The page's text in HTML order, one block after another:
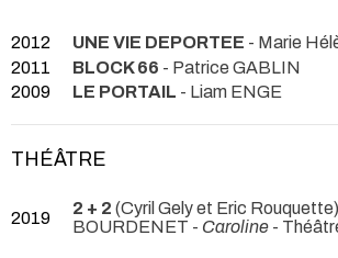
2012 UNE VIE DEPORTEE - Marie
2011
BLOCK 66 - Patrice GABLIN
2009
LE PORTAIL - Liam ENGE
THÉÂTRE
2019 2 + 2 (Cyril Gely et Eric
BOURDENET - Caroline -